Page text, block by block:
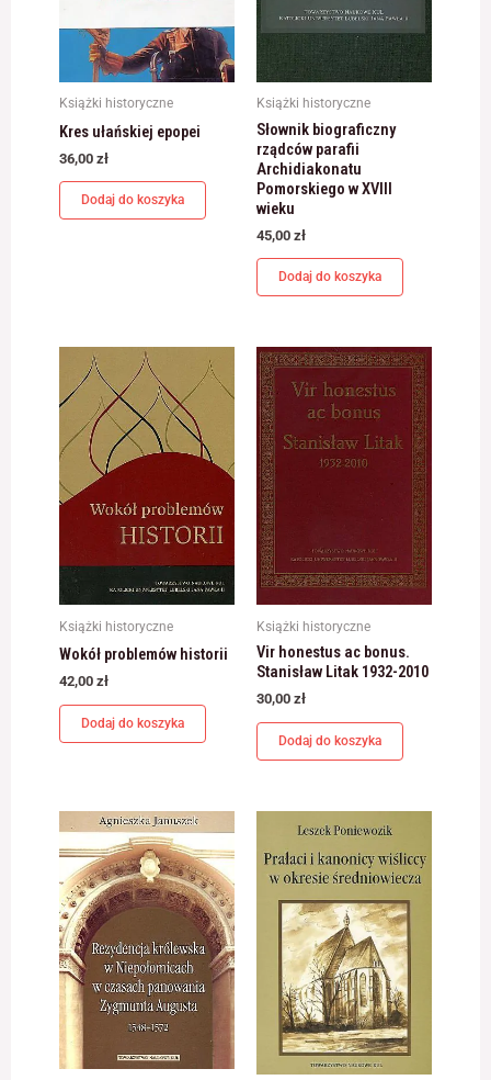
Książki historyczne
Kres ułańskiej epopei
36,00 zł
Dodaj do koszyka
Książki historyczne
Słownik biograficzny
rządców parafii
Archidiakonatu
Pomorskiego w XVIII
wieku
45,00 zł
Dodaj do koszyka
Książki historyczne
Wokół problemów historii
42,00 zł
Dodaj do koszyka
Książki historyczne
Vir honestus ac bonus.
Stanisław Litak 1932-2010
30,00 zł
Dodaj do koszyka